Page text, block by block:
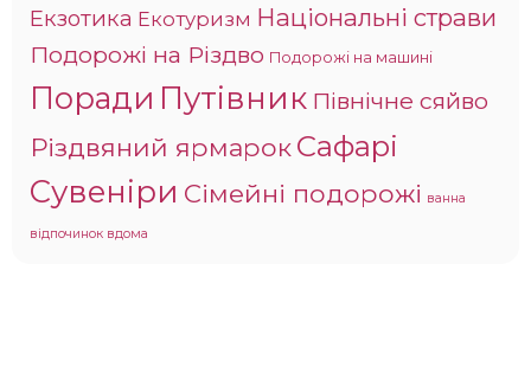
Екзотика Екотуризм Національні страви
Подорожі на Різдво Подорожі на машині
Поради Путівник Північне сяйво
Різдвяний ярмарок Сафарі
Сувеніри Сімейні подорожі ванна
відпочинок вдома